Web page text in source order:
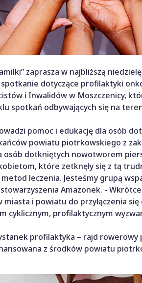
zaprasza w najbliższą
dotyczące profilaktyki
i Inwalidów w Moszczenicy,
spotkań odbywających się na
pomoc i edukację dla osób
powiatu piotrkowskiego z
dotkniętych nowotworem
które zetknęły się z tą
leczenia. Jesteśmy grupą
Amazonek. -
i powiatu do przyłączenia
cyklicznym, profilaktycznym
profilaktyka – rajd
z środków powiatu